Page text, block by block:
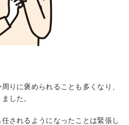
りに褒められることも多くなり、
した。
されるようになったことは緊張し